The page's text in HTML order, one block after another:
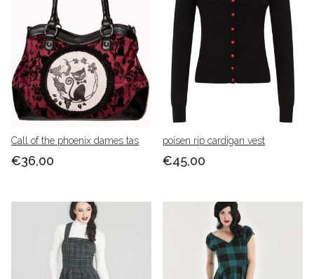
Call of the phoenix dames tas
€36,00
poisen rip cardigan vest
€45,00